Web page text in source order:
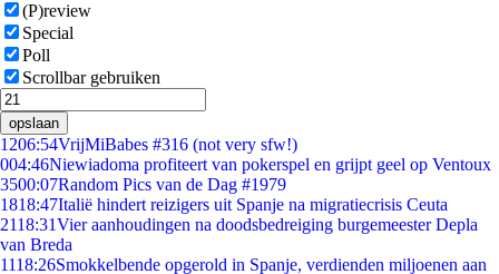
(P)review
Special
Poll
Scrollbar gebruiken
opslaan
1206:54VrijMiBabes #316 (not very sfw!)
004:46Niewiadoma profiteert van pokerspel en grijpt geel op Ventoux
3500:07Random Pics van de Dag #1979
1818:47Italië hindert reizigers uit Spanje na migratiecrisis Ceuta
2118:31Vier aanhoudingen na doodsbedreiging burgemeester Depla
van Breda
1118:26Smokkelbende opgerold in Spanje, verdienden miljoenen aan